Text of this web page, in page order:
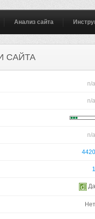
Анализ сайта
САЙТА
n/a
n/a
n/a
4420
1
Да
Нет